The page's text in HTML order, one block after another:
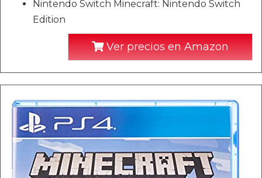
Nintendo Switch Minecraft: Nintendo Switch
Edition
Ver precios en Amazon